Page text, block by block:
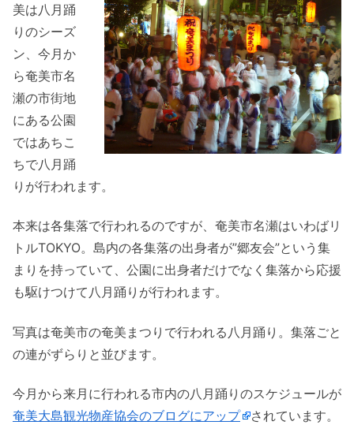
美は八月踊
りのシーズ
ン、今月か
ら奄美市名
瀬の市街地
にある公園
ではあちこ
ちで八月踊
りが行われます。
本来は各集落で行われるのですが、奄美市名瀬はいわばリ
トルTOKYO。島内の各集落の出身者が”郷友会”という集
まりを持っていて、公園に出身者だけでなく集落から応援
も駆けつけて八月踊りが行われます。
写真は奄美市の奄美まつりで行われる八月踊り。集落ごと
の連がずらりと並びます。
今月から来月に行われる市内の八月踊りのスケジュールが
奄美大島観光物産協会のブログにアップ
されています。